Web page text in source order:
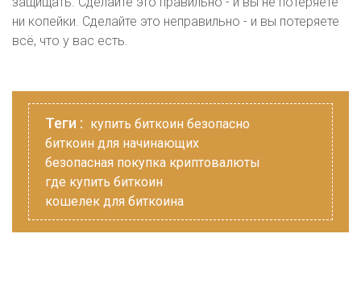
ни копейки. Сделайте это неправильно - и вы потеряете
всё, что у вас есть.
Теги : купить биткоин безопасно
биткоин для начинающих
безопасная покупка криптовалюты
где купить биткоин
кошелек для биткоина